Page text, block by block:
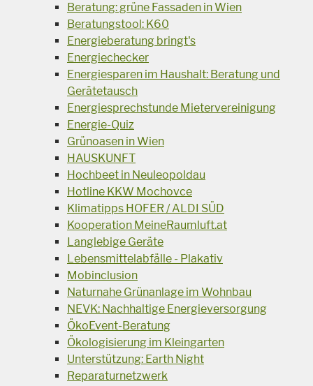
Beratung: grüne Fassaden in Wien
Beratungstool: K60
Energieberatung bringt's
Energiechecker
Energiesparen im Haushalt: Beratung und
Gerätetausch
Energiesprechstunde Mietervereinigung
Energie-Quiz
Grünoasen in Wien
HAUSKUNFT
Hochbeet in Neuleopoldau
Hotline KKW Mochovce
Klimatipps HOFER / ALDI SÜD
Kooperation MeineRaumluft.at
Langlebige Geräte
Lebensmittelabfälle - Plakativ
Mobinclusion
Naturnahe Grünanlage im Wohnbau
NEVK: Nachhaltige Energieversorgung
ÖkoEvent-Beratung
Ökologisierung im Kleingarten
Unterstützung: Earth Night
Reparaturnetzwerk